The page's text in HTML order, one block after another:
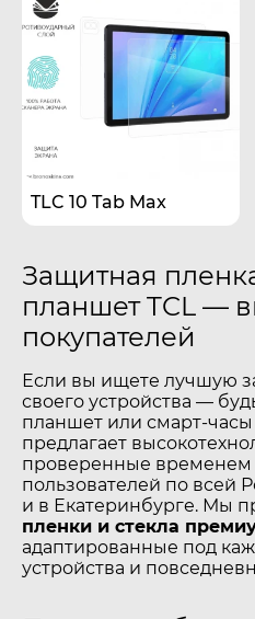
TLC 10 Tab Max
Защитная
планшет TCL —
покупателей
Если вы ищете лучшую
своего устройства —
планшет или смарт-
предлагает
проверенные временем
пользователей по всей
и в Екатеринбурге. Мы
пленки и стекла
адаптированные под
устройства и